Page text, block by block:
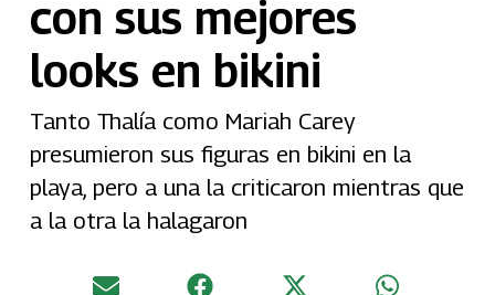
con sus mejores
looks en bikini
Tanto Thalía como Mariah Carey
presumieron sus figuras en bikini en la
playa, pero a una la criticaron mientras que
a la otra la halagaron